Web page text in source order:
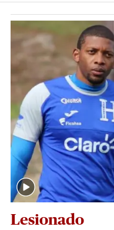
Lesionado